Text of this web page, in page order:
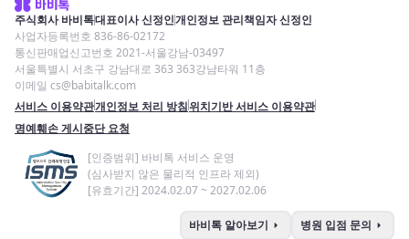
주식회사 바비톡대표이사 신정인개인정보 관리책임자 신정인
사업자등록번호 836-86-02172
통신판매업신고번호 2021-서울강남-03497
서울특별시 서초구 강남대로 363 363강남타워 11층
이메일 cs@babitalk.com
서비스 이용약관개인정보 처리 방침위치기반 서비스 이용약관
명예훼손 게시중단 요청
[인증범위] 바비톡 서비스 운영
(심사받지 않은 물리적 인프라 제외)
[유효기간] 2024.02.07 ~ 2027.02.06
바비톡 알아보기 arrow_right 병원 입점 문의 arrow_right